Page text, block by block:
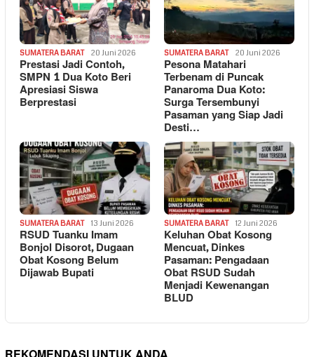
SUMATERA BARAT 20 Juni 2026
Prestasi Jadi Contoh,
SMPN 1 Dua Koto Beri
Apresiasi Siswa
Berprestasi
SUMATERA BARAT 20 Juni 2026
Pesona Matahari
Terbenam di Puncak
Panaroma Dua Koto:
Surga Tersembunyi
Pasaman yang Siap Jadi
Desti…
SUMATERA BARAT 13 Juni 2026
RSUD Tuanku Imam
Bonjol Disorot, Dugaan
Obat Kosong Belum
Dijawab Bupati
SUMATERA BARAT 12 Juni 2026
Keluhan Obat Kosong
Mencuat, Dinkes
Pasaman: Pengadaan
Obat RSUD Sudah
Menjadi Kewenangan
BLUD